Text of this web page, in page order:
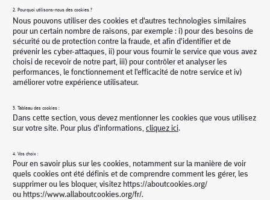
2. Pourquoi utilisons-nous des cookies ?
Nous pouvons utiliser des cookies et d'autres technologies similaires
pour un certain nombre de raisons, par exemple : i) pour des besoins de
sécurité ou de protection contre la fraude, et afin d'identifier et de
prévenir les cyber-attaques, ii) pour vous fournir le service que vous avez
choisi de recevoir de notre part, iii) pour contrôler et analyser les
performances, le fonctionnement et l'efficacité de notre service et iv)
améliorer votre expérience utilisateur.
3. Tableau des cookies :
Dans cette section, vous devez mentionner les cookies que vous utilisez
sur votre site. Pour plus d'informations,cliquez ici.
4. Vos choix :
Pour en savoir plus sur les cookies, notamment sur la manière de voir
quels cookies ont été définis et de comprendre comment les gérer, les
supprimer ou les bloquer, visitez https://aboutcookies.org/
ou https://www.allaboutcookies.org/fr/.